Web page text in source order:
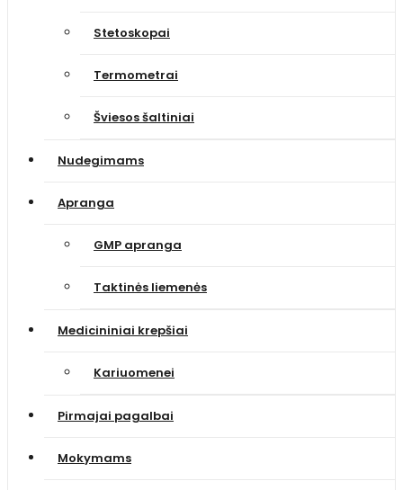
Stetoskopai
Termometrai
Šviesos šaltiniai
Nudegimams
Apranga
GMP apranga
Taktinės liemenės
Medicininiai krepšiai
Kariuomenei
Pirmajai pagalbai
Mokymams